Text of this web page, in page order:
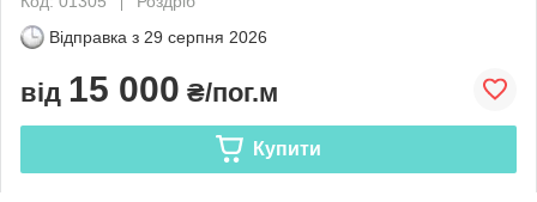
Відправка з 29 серпня 2026
від 15 000 ₴/пог.м
Купити